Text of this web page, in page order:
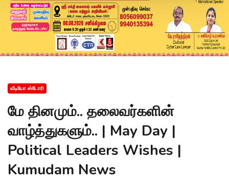
வீடியோ ஸ்டோரி
மே தினமும்.. தலைவர்களின்
வாழ்த்துகளும்.. | May Day |
Political Leaders Wishes |
Kumudam News